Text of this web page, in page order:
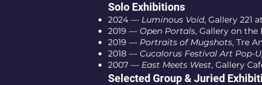
Solo Exhibitions
2024 — Luminous Void, Gallery 221
2019 — Open Portals, Gallery on the
2019 — Portraits of Mugshots, Tre
2018 — Cucalorus Festival Art Pop-
2007 — East Meets West, Gallery
Selected Group & Juried